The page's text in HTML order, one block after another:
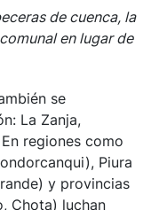
de cuenca, la
en lugar de
se
La Zanja,
regiones como
Piura
y provincias
Chota) luchan